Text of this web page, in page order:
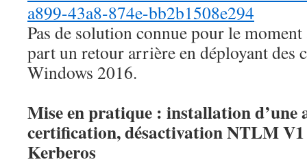
a899-43a8-874e-bb2b1508e294
Pas de solution connue pour le
part un retour arrière en déployant des
Windows 2016.
Mise en pratique : installation d’une
certification, désactivation NTLM V1
Kerberos